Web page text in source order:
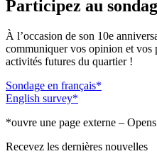
Participez au
À l’occasion de son 10e
communiquer vos opinion et vos
activités futures du quartier !
Sondage en français*
English survey*
*ouvre une page externe –
Recevez les dernières nouvelles